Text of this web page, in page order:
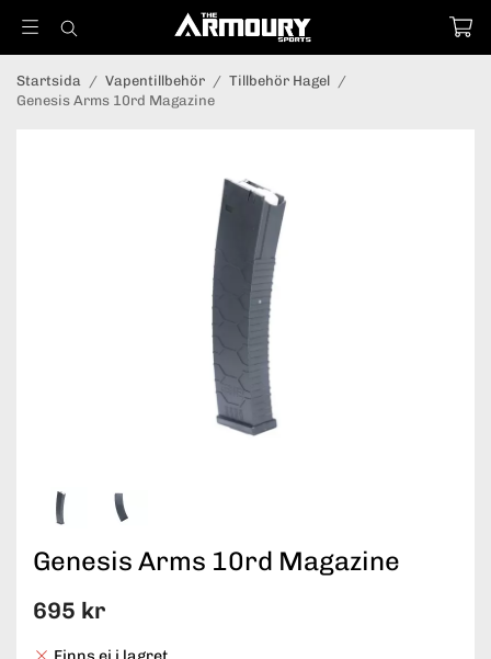
Startsida / Vapentillbehör / Tillbehör Hagel /
Genesis Arms 10rd Magazine
Genesis Arms 10rd Magazine
695 kr